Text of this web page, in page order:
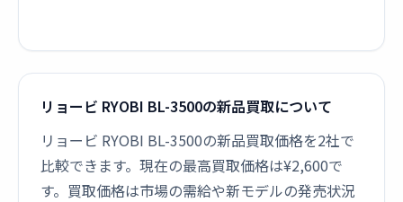
リョービ RYOBI BL-3500の新品買取について
リョービ RYOBI BL-3500の新品買取価格を2社で
比較できます。現在の最高買取価格は¥2,600で
す。買取価格は市場の需給や新モデルの発売状況